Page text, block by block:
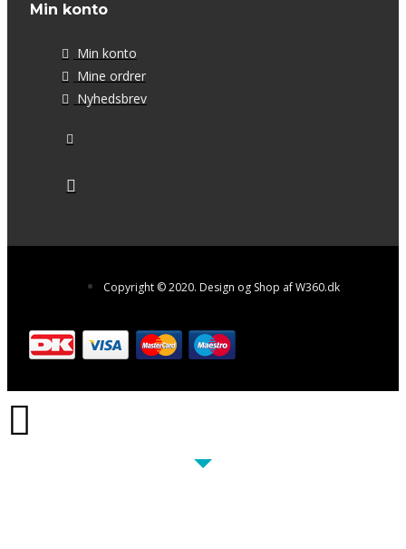
Min konto
Min konto
Mine ordrer
Nyhedsbrev
Copyright © 2020. Design og Shop af W360.dk